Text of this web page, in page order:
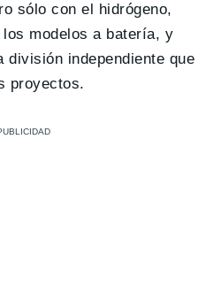
sólo con el hidrógeno,
modelos a batería, y
división independiente que
proyectos.